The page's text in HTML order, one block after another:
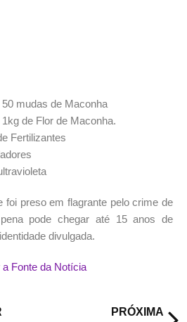
mudas de Maconha
de Flor de Maconha.
Fertilizantes
foi preso em flagrante pelo crime de
pode chegar até 15 anos de
divulgada.
Fonte da Notícia
PRÓXIMA